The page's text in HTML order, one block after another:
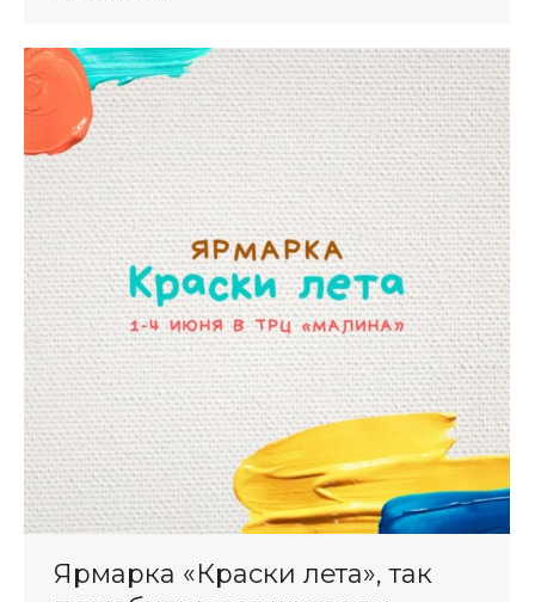
Ярмарка «Краски лета», так